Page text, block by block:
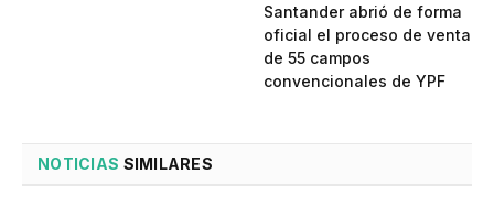
Santander abrió de forma
oficial el proceso de venta
de 55 campos
convencionales de YPF
NOTICIAS SIMILARES